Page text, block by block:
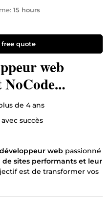
15 hours
free quote
web
WordPress)
de 4 ans
succès
web passionné
de sites performants et leur
est de transformer vos
(vitrine, e-commerce),